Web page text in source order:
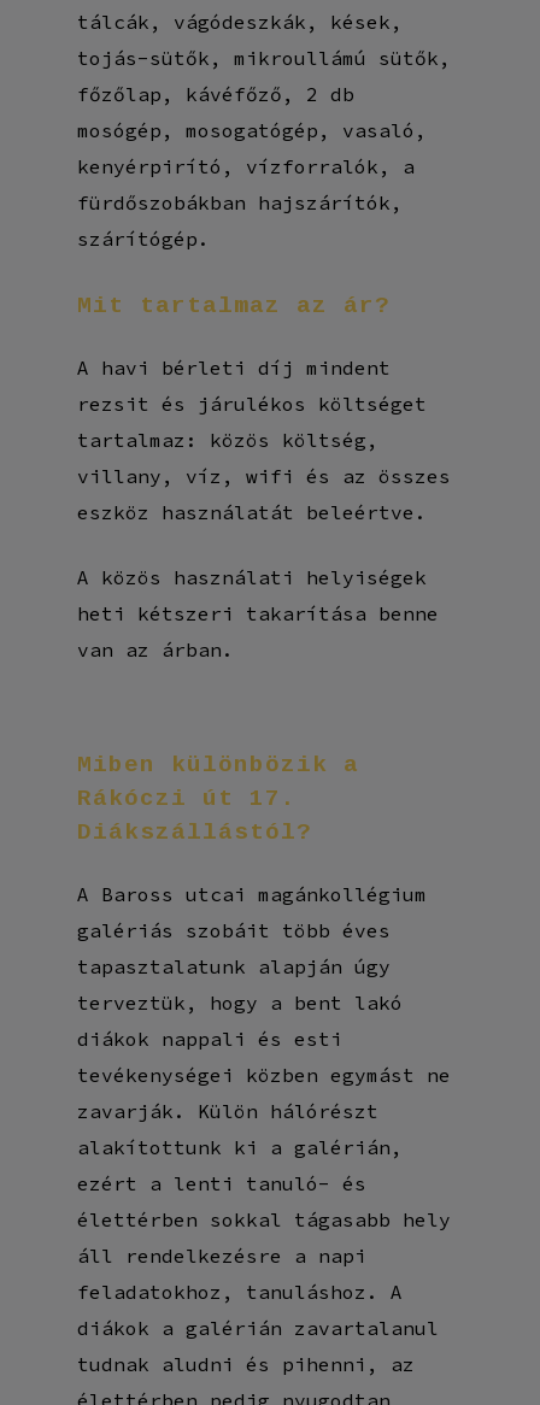
tálcák, vágódeszkák, kések,
tojás-sütők, mikroullámú sütők,
főzőlap, kávéfőző, 2 db
mosógép, mosogatógép, vasaló,
kenyérpirító, vízforralók, a
fürdőszobákban hajszárítók,
szárítógép.
Mit tartalmaz az ár?
A havi bérleti díj mindent
rezsit és járulékos költséget
tartalmaz: közös költség,
villany, víz, wifi és az összes
eszköz használatát beleértve.
A közös használati helyiségek
heti kétszeri takarítása benne
van az árban.
Miben különbözik
a
Rákóczi
út
17.
Diákszállástól?
A Baross utcai magánkollégium
galériás szobáit több éves
tapasztalatunk alapján úgy
terveztük, hogy a bent lakó
diákok nappali és esti
tevékenységei közben egymást ne
zavarják. Külön hálórészt
alakítottunk ki a galérián,
ezért a lenti tanuló- és
élettérben sokkal tágasabb hely
áll rendelkezésre a napi
feladatokhoz, tanuláshoz. A
diákok a galérián zavartalanul
tudnak aludni és pihenni, az